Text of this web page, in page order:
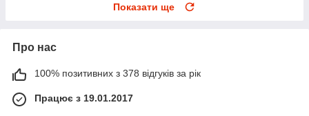
Показати ще
Про нас
100% позитивних з 378 відгуків за рік
Працює з 19.01.2017